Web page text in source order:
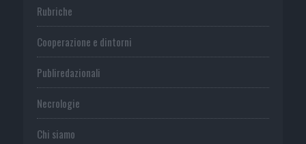
Rubriche
Cooperazione e dintorni
Publiredazionali
Necrologie
Chi siamo